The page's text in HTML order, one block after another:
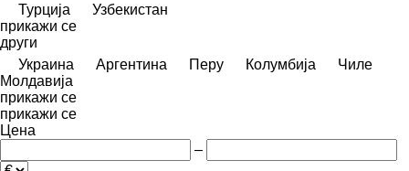
Турција
Узбекистан
прикажи се
други
Украина
Аргентина Перу Колумбија
Чиле
Молдавија
прикажи се
прикажи се
Цена
–